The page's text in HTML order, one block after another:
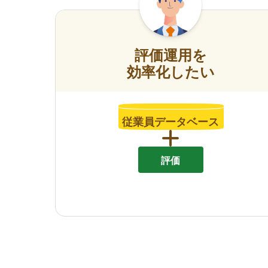
評価運用を
効率化したい
従業員データベース
評価